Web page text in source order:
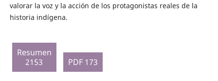
valorar la voz y la acción de los protagonistas reales de la
historia indígena.
Resumen
2153
PDF 173